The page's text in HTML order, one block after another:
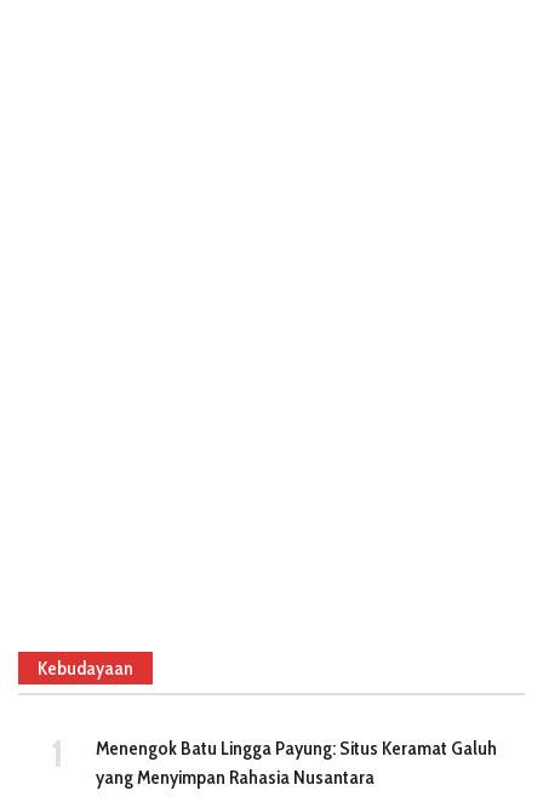
Kebudayaan
Menengok Batu Lingga Payung: Situs Keramat Galuh
yang Menyimpan Rahasia Nusantara